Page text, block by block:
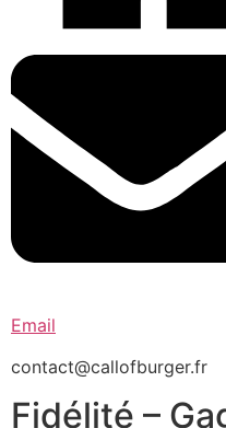
Email
contact@callofburger.fr
Fidélité –